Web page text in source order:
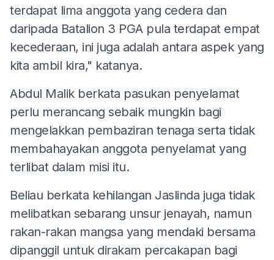
terdapat lima anggota yang cedera dan
daripada Batalion 3 PGA pula terdapat empat
kecederaan, ini juga adalah antara aspek yang
kita ambil kira," katanya.
Abdul Malik berkata pasukan penyelamat
perlu merancang sebaik mungkin bagi
mengelakkan pembaziran tenaga serta tidak
membahayakan anggota penyelamat yang
terlibat dalam misi itu.
Beliau berkata kehilangan Jaslinda juga tidak
melibatkan sebarang unsur jenayah, namun
rakan-rakan mangsa yang mendaki bersama
dipanggil untuk dirakam percakapan bagi